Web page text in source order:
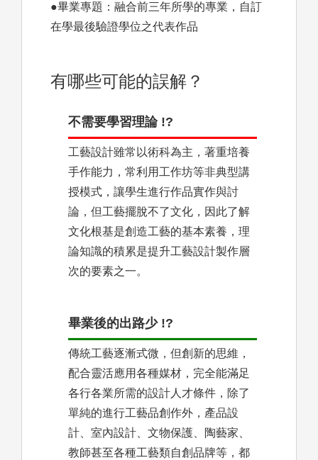
●畢業專題：融合前三年所學的專業，自訂
在學最後驗證學位之代表作品
有哪些可能的誤解？
不需要學習理論 !?
工藝設計雖常以術科為主，著重培養
手作能力，常利用工作坊等非典型講
授模式，讓學生進行作品實作與討
論，但工藝擺脫不了文化，因此了解
文化根基是創造工藝的基本素養，理
論知識的積累是提升工藝設計製作層
次的要素之一。
畢業後的出路少 !?
傳統工藝逐漸式微，但創新的思維，
配合靈活應用各種媒材，完全能滿足
各行各業所需的設計人才條件，除了
單純的進行工藝品創作外，產品設
計、室內設計、文物保護、陶藝家、
教師甚至各種工藝類自創品牌等，都